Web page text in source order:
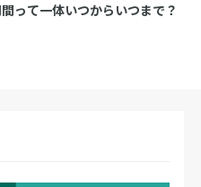
って一体いつからいつまで？